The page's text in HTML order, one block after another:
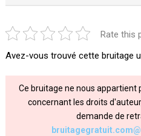
Rate this
Avez-vous trouvé cette bruitage
Ce bruitage ne nous appartient
concernant les droits
demande de